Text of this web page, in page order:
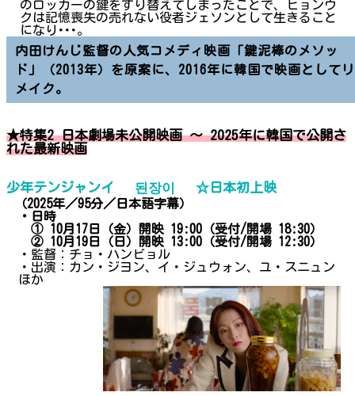
のロッカーの鍵をすり替えてしまったことで、ヒョンウ
クは記憶喪失の売れない役者ジェソンとして生きること
になり･･･。
内田けんじ監督の人気コメディ映画「鍵泥棒のメソッ
ド」（2013年）を原案に、2016年に韓国で映画としてリ
メイク。
★特集2 日本劇場未公開映画 ～ 2025年に韓国で公開さ
れた最新映画
少年テンジャンイ 된장이 ☆日本初上映
（2025年／95分／日本語字幕）
・日時
① 10月17日（金）開映 19:00（受付/開場 18:30）
② 10月19日（日）開映 13:00（受付/開場 12:30）
・監督：チョ・ハンビョル
・出演：カン・ジヨン、イ・ジュウォン、ユ・スニュン
ほか